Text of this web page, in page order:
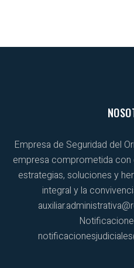
Empresa de Seguridad del
empresa comprometida con
estrategias, soluciones y
integral y la